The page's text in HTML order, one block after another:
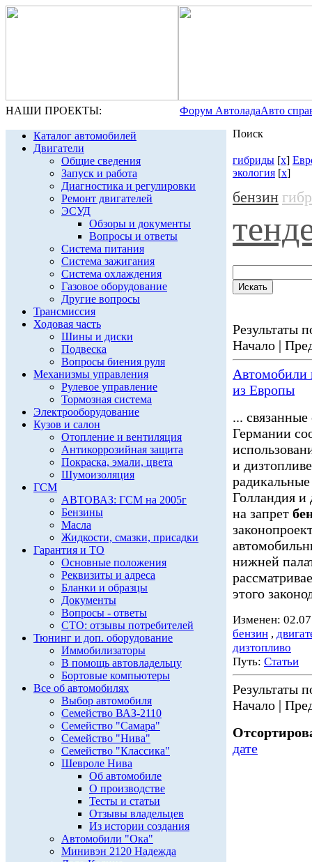
НАШИ ПРОЕКТЫ: Форум АвтоладаАвто
Каталог автомобилей
Двигатели
Общие сведения
Запуск и работа
Диагностика и регулировки
Ремонт двигателей
ЭСУД
Обзоры и документы
Вопросы и ответы
Система питания
Система зажигания
Система охлаждения
Газовое оборудование
Другие вопросы
Трансмиссия
Ходовая часть
Шины и диски
Подвеска
Вопросы биения руля
Механизмы управления
Рулевое управление
Тормозная система
Электрооборудование
Кузов и салон
Отопление и вентиляция
Антикоррозийная защита
Покраска, эмали, цвета
Шумоизоляция
ГСМ
АВТОВАЗ: ГСМ на 2005г
Бензины
Масла
Жидкости, смазки, присадки
Гарантия и ТО
Основные положения
Реквизиты и адреса
Бланки и образцы
Документы
Вопросы - ответы
СТО: отзывы потребителей
Тюнинг и доп. оборудование
Иммобилизаторы
В помощь автовладельцу
Бортовые компьютеры
Все об автомобилях
Выбор автомобиля
Семейство ВАЗ-2110
Семейство "Самара"
Семейство "Нива"
Семейство "Классика"
Шевроле Нива
Об автомобиле
О производстве
Тесты и статьи
Отзывы владельцев
Из истории создания
Автомобили "Ока"
Минивэн 2120 Надежда
Поиск
гибриды [x]
экология [x]
бензин
Результаты
Начало |
из Европы
...
Германии
и
Голландия и
на запрет
нижней
этого
Изменен:
бензин ,
дизтопливо
Путь: Статьи
Результаты
Начало |
дате